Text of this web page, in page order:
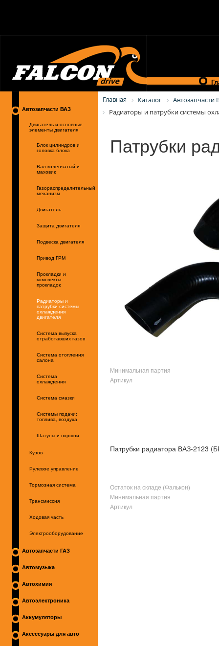
Автозапчасти ВАЗ
Двигатель и основные
элементы двигателя
Блок цилиндров и
головка блока
Вал коленчатый и
маховик
Газораспределительный
механизм
Двигатель
Защита двигателя
Подвеска двигателя
Привод ГРМ
Прокладки и
комплекты
прокладок
Радиаторы и
патрубки системы
охлаждения
двигателя
Система выпуска
отработавших газов
Система отопления
салона
Система
охлаждения
Система смазки
Системы подачи:
топлива, воздуха
Шатуны и поршни
Кузов
Рулевое управление
Тормозная система
Трансмиссия
Ходовая часть
Электрооборудование
Автозапчасти ГАЗ
Автомузыка
Автохимия
Автоэлектроника
Аккумуляторы
Аксессуары для авто
Главная Каталог
Автозапчасти
Радиаторы и патрубки системы
Патрубки
Минимальная партия
Артикул
Патрубки радиатора ВАЗ-2123
Остаток на складе (Фалькон)
Минимальная партия
Артикул